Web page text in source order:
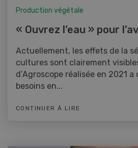
Production végétale
« Ouvrez l’eau » pour
Actuellement, les effets de la
cultures sont clairement
d’Agroscope réalisée en 2021
besoins en...
CONTINUER À LIRE